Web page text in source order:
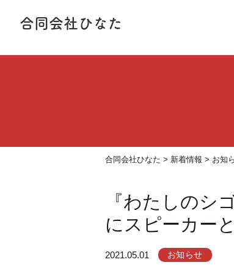
合同会社ひなた
合同会社ひなた > 新着情報 > お知
『わたしのシ
にスピーカー
2021.05.01 お知らせ